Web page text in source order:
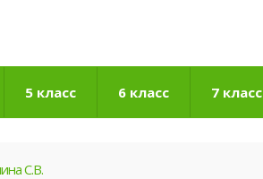
5 класс 6 класс 7 класс
С.В.